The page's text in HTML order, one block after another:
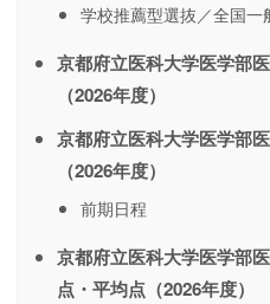
学校推薦型選抜／全国一
京都府立医科大学医学部
（2026年度）
京都府立医科大学医学部
（2026年度）
前期日程
京都府立医科大学医学部
点・平均点（2026年度）